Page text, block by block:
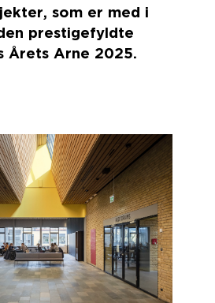
som er med i
prestigefyldte
Årets Arne 2025.